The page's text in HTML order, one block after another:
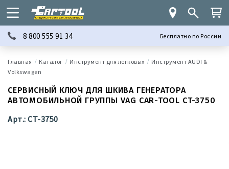
8 800 555 91 34 Бесплатно по России
Каталог Инструмент для легковых
Инструмент AUDI &
Volkswagen
СЕРВИСНЫЙ КЛЮЧ ДЛЯ ШКИВА ГЕНЕРАТОРА
АВТОМОБИЛЬНОЙ ГРУППЫ VAG CAR-TOOL CT-3750
Арт.: CT-3750